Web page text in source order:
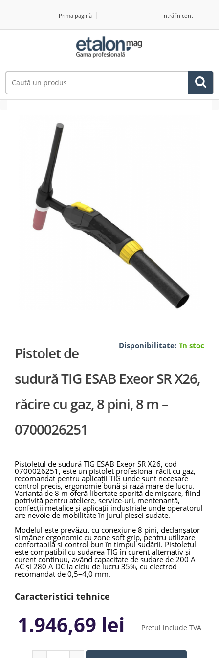
Prima pagină Intră în cont
Disponibilitate: în stoc
Pistolet de
sudură TIG ESAB Exeor SR X26,
răcire cu gaz, 8 pini, 8 m –
0700026251
Pistoletul de sudură TIG ESAB Exeor SR X26, cod
0700026251, este un pistolet profesional răcit cu gaz,
recomandat pentru aplicații TIG unde sunt necesare
control precis, ergonomie bună și rază mare de lucru.
Varianta de 8 m oferă libertate sporită de mișcare, fiind
potrivită pentru ateliere, service-uri, mentenanță,
confecții metalice și aplicații industriale unde operatorul
are nevoie de mobilitate în jurul piesei sudate.
Modelul este prevăzut cu conexiune 8 pini, declanșator
și mâner ergonomic cu zone soft grip, pentru utilizare
confortabilă și control bun în timpul sudării. Pistoletul
este compatibil cu sudarea TIG în curent alternativ și
curent continuu, având capacitate de sudare de 200 A
AC și 280 A DC la ciclu de lucru 35%, cu electrod
recomandat de 0,5–4,0 mm.
Caracteristici tehnice
Model
Cod produs
0700026251
1.946,69 lei Pretul include TVA